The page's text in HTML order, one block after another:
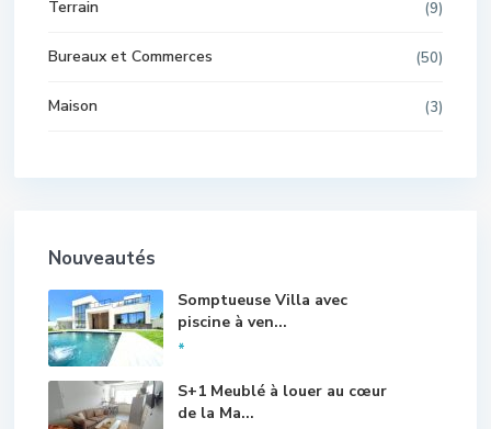
Terrain (9)
Bureaux et Commerces (50)
Maison (3)
Nouveautés
Somptueuse Villa avec
piscine à ven...
*
S+1 Meublé à louer au cœur
de la Ma...